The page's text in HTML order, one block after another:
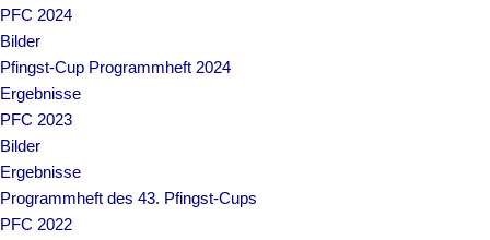
PFC 2024
Bilder
Pfingst-Cup Programmheft 2024
Ergebnisse
PFC 2023
Bilder
Ergebnisse
Programmheft des 43. Pfingst-Cups
PFC 2022